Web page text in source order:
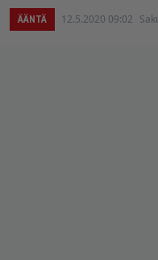
ÄÄNTÄ 12.5.2020 09:02